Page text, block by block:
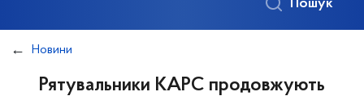
Пошук
Новини
Рятувальники КАРС продовжують